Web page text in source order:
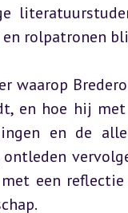
rolpatronen
waarop
en hoe hij
en de
een